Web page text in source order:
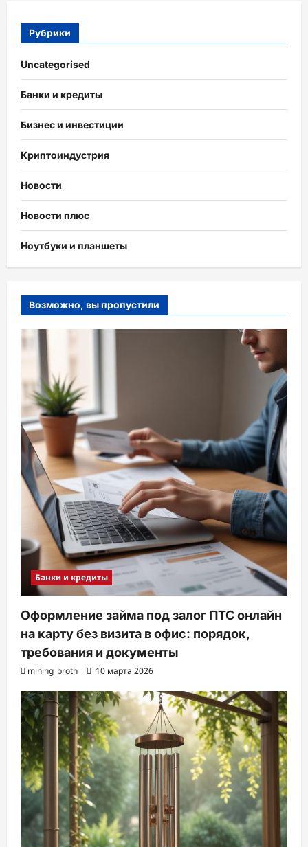
Рубрики
Uncategorised
Банки и кредиты
Бизнес и инвестиции
Криптоиндустрия
Новости
Новости плюс
Ноутбуки и планшеты
Возможно, вы пропустили
Банки и кредиты
Оформление займа под залог ПТС онлайн
на карту без визита в офис: порядок,
требования и документы
mining_broth 10 марта 2026